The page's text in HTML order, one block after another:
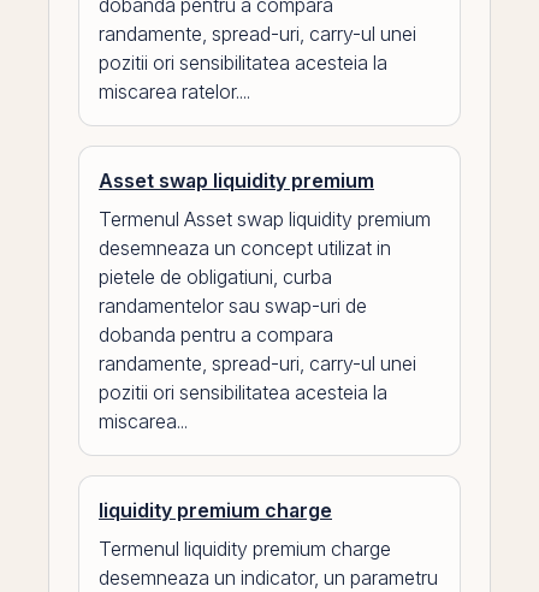
dobanda pentru a compara
randamente, spread-uri, carry-ul unei
pozitii ori sensibilitatea acesteia la
miscarea ratelor....
Asset swap liquidity premium
Termenul Asset swap liquidity premium
desemneaza un concept utilizat in
pietele de obligatiuni, curba
randamentelor sau swap-uri de
dobanda pentru a compara
randamente, spread-uri, carry-ul unei
pozitii ori sensibilitatea acesteia la
miscarea...
liquidity premium charge
Termenul liquidity premium charge
desemneaza un indicator, un parametru